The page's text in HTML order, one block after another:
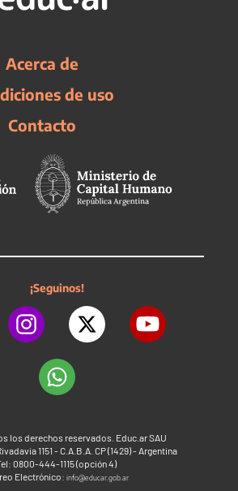
Acerca de
de uso
Contacto
¡Seguinos!
los derechos reservados. Educ.ar SAU
1151 - C.A.B.A. CP (1429) - Argentina
0800-444-1115 (opción 4)
Electrónico: info@educar.gob.ar